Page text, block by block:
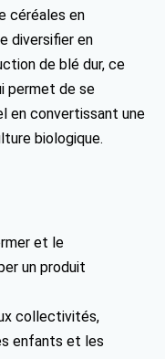
céréales en
diversifier en
de blé dur, ce
permet de se
en convertissant une
biologique.
et le
un produit
collectivités,
enfants et les